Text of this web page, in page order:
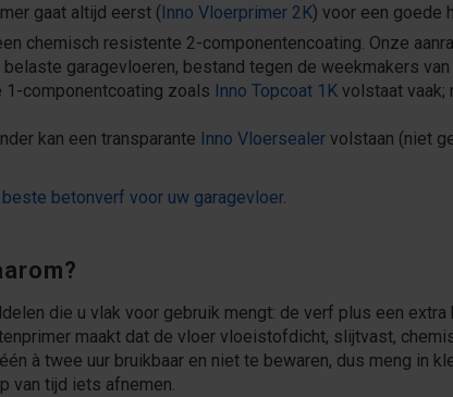
gaat altijd eerst ( Inno Vloerprimer 2K) voor een goede
chemisch resistente 2-componentencoating. Onze
garagevloeren, bestand tegen de weekmakers van
componentcoating zoals Inno Topcoat 1K volstaat vaak;
kan een transparante Inno Vloersealer volstaan (niet
betonverf voor uw garagevloer.
die u vlak voor gebruik mengt: de verf plus een
maakt dat de vloer vloeistofdicht, slijtvast,
à twee uur bruikbaar en niet te bewaren, dus meng in
van tijd iets afnemen.